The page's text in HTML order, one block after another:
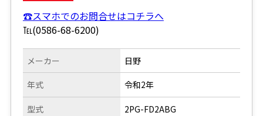
☎スマホでのお問合せはコチラへ
℡(0586-68-6200)
メーカー
年式
型式
日野
令和2年
2PG-FD2ABG